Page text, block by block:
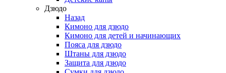
Дзюдо
Назад
Кимоно для дзюдо
Кимоно для детей и начинающих
Пояса для дзюдо
Штаны для дзюдо
Защита для дзюдо